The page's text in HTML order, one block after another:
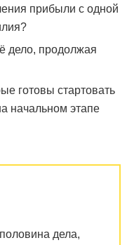
прибыли с одной
дело, продолжая
готовы стартовать
начальном этапе
дела,